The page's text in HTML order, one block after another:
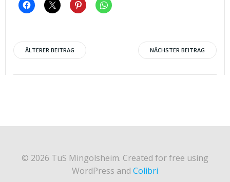
Post
navigation
ÄLTERER BEITRAG
Post
navigation
NÄCHSTER BEITRAG
© 2026 TuS Mingolsheim. Created for free using
WordPress and Colibri